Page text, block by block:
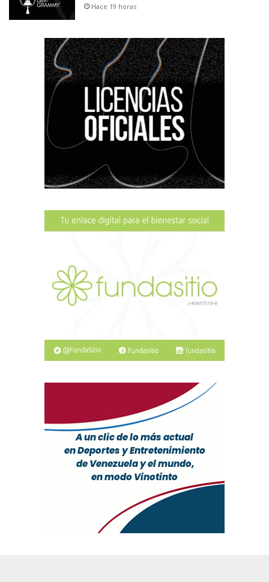
Hace 19 horas